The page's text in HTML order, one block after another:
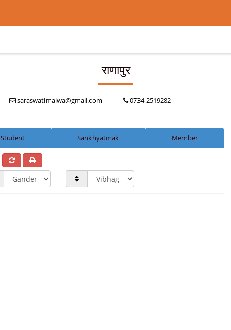
राणापुर
saraswatimalwa@gmail.com 0734-2519282
Student Sankhyatmak Member